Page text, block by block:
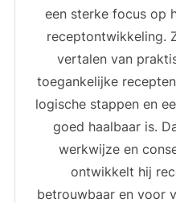
een sterke focus op
receptontwikkeling.
vertalen van
toegankelijke
logische stappen en
goed haalbaar is.
werkwijze en
ontwikkelt hij
betrouwbaar en voor